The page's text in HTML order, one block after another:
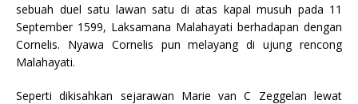
sebuah duel satu lawan satu di atas kapal musuh pada 11
September 1599, Laksamana Malahayati berhadapan dengan
Cornelis. Nyawa Cornelis pun melayang di ujung rencong
Malahayati.
Seperti dikisahkan sejarawan Marie van C Zeggelan lewat